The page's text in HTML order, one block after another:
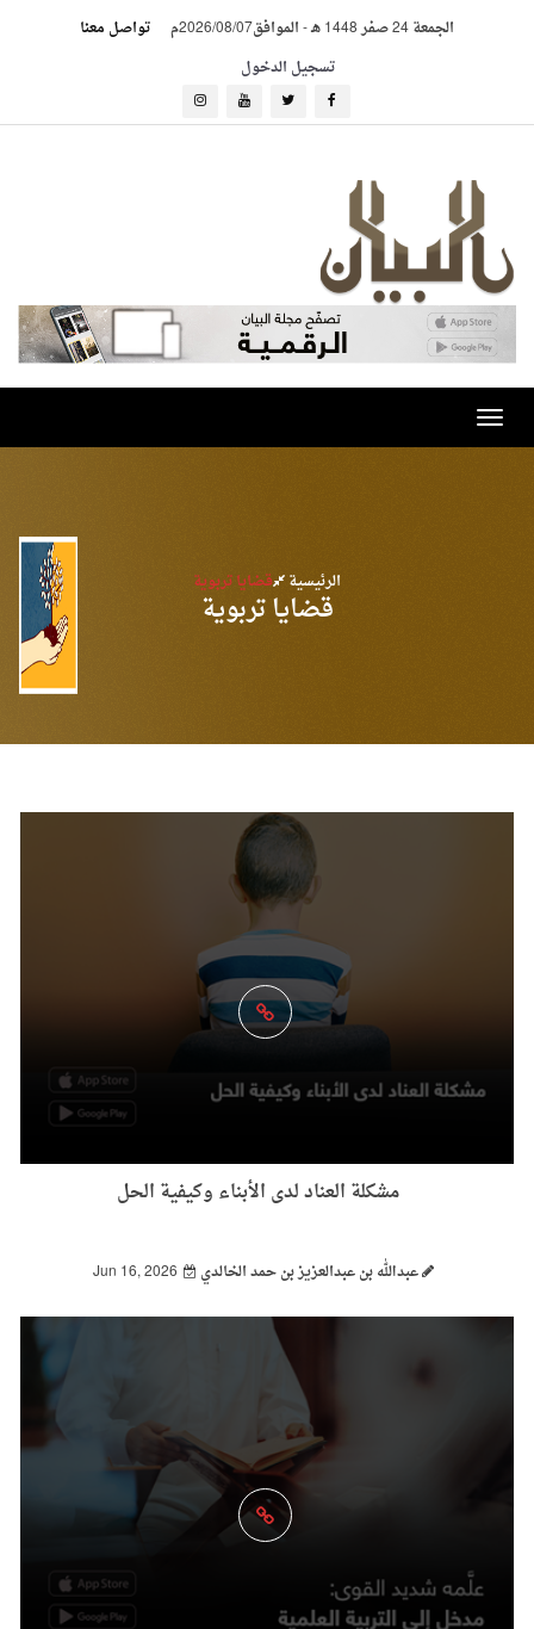
الجمعة 24 صفر 1448 هـ -الموافق2026/08/07م
تواصل معنا
تسجيل الدخول
Toggle
navigation
الرئيسية قضايا تربوية
قضايا تربوية
مشكلة العناد لدى الأبناء وكيفية الحل
عبدالله بن عبدالعزيز بن حمد الخالدي Jun 16, 2026